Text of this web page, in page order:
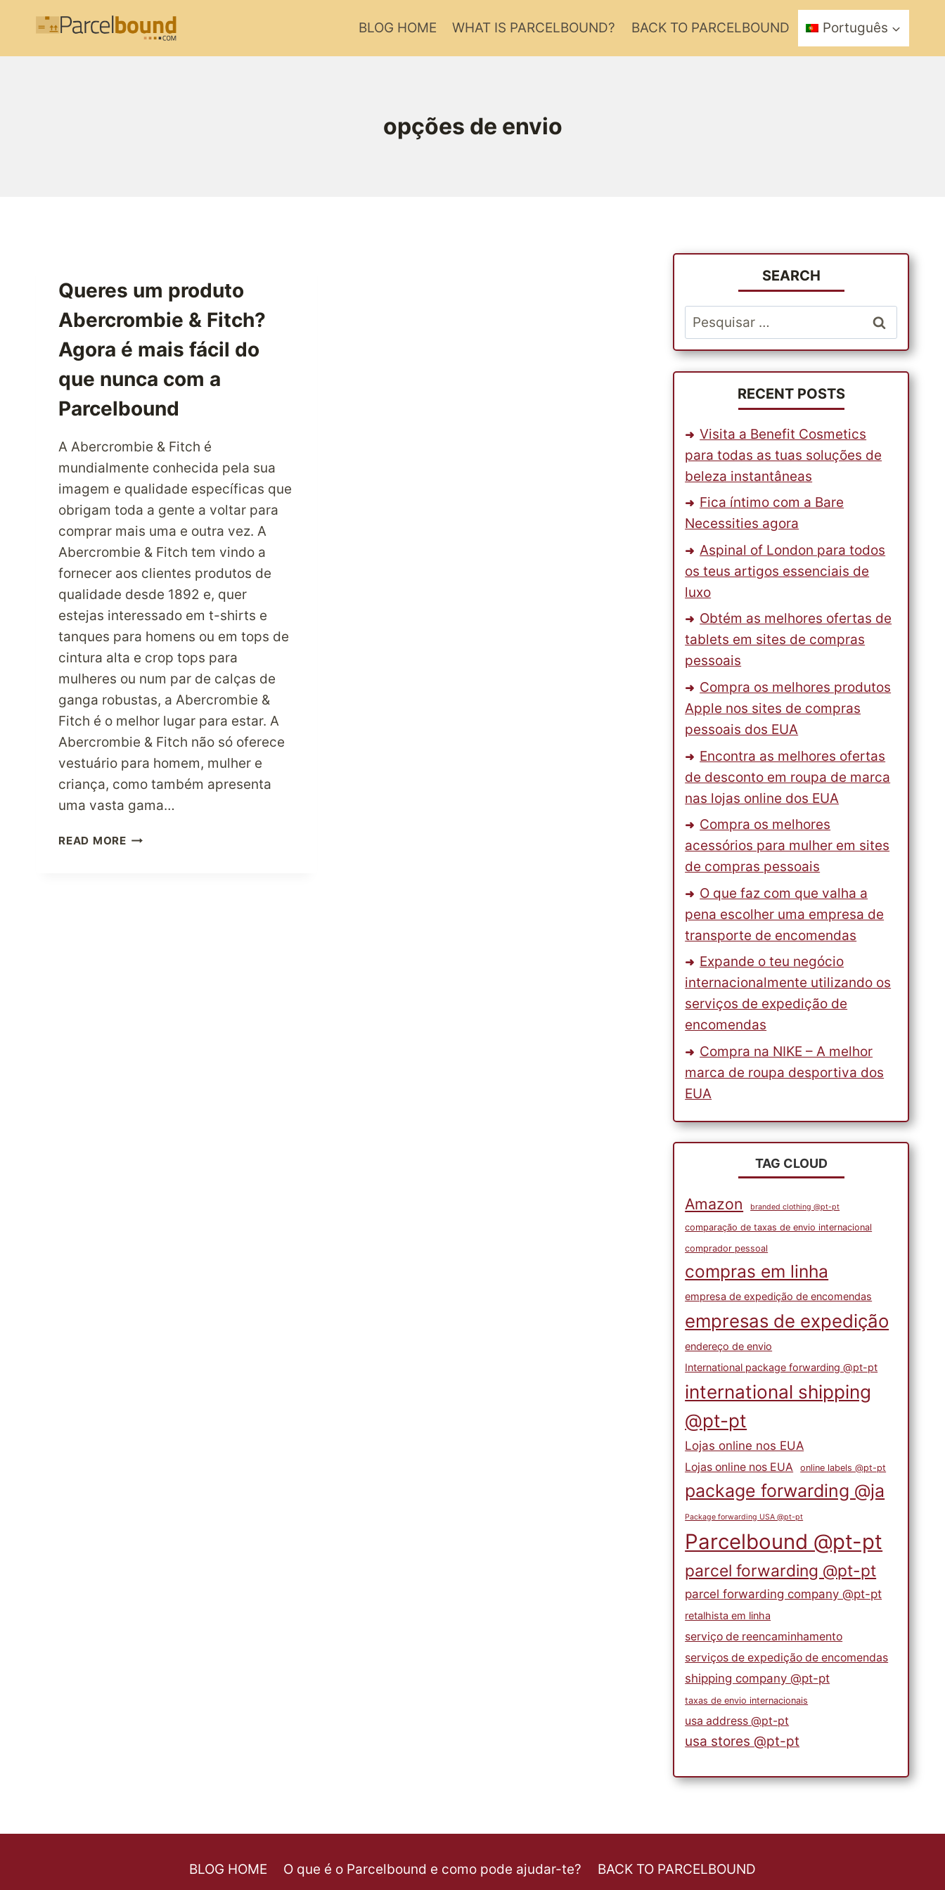
BLOG HOME WHAT IS PARCELBOUND? BACK TO PARCELBOUND Português
opções de envio
Queres um produto
Abercrombie & Fitch?
Agora é mais fácil do
que nunca com a
Parcelbound
A Abercrombie & Fitch é
mundialmente conhecida pela sua
imagem e qualidade específicas que
obrigam toda a gente a voltar para
comprar mais uma e outra vez. A
Abercrombie & Fitch tem vindo a
fornecer aos clientes produtos de
qualidade desde 1892 e, quer
estejas interessado em t-shirts e
tanques para homens ou em tops de
cintura alta e crop tops para
mulheres ou num par de calças de
ganga robustas, a Abercrombie &
Fitch é o melhor lugar para estar. A
Abercrombie & Fitch não só oferece
vestuário para homem, mulher e
criança, como também apresenta
uma vasta gama…
READ MOREQUERES
SEARCH
Pesquisar
por:
RECENT POSTS
Visita a Benefit Cosmetics
para todas as tuas soluções de
beleza instantâneas
Fica íntimo com a Bare
Necessities agora
Aspinal of London para todos
os teus artigos essenciais de
luxo
Obtém as melhores ofertas de
tablets em sites de compras
pessoais
Compra os melhores produtos
Apple nos sites de compras
pessoais dos EUA
Encontra as melhores ofertas
de desconto em roupa de marca
nas lojas online dos EUA
Compra os melhores
acessórios para mulher em sites
de compras pessoais
O que faz com que valha a
pena escolher uma empresa de
transporte de encomendas
Expande o teu negócio
internacionalmente utilizando os
serviços de expedição de
encomendas
Compra na NIKE – A melhor
marca de roupa desportiva dos
EUA
TAG CLOUD
Amazon branded clothing @pt-pt
comparação de taxas de envio internacional
comprador pessoal
compras em linha
empresa de expedição de encomendas
empresas de expedição
endereço de envio
International package forwarding @pt-pt
international shipping
@pt-pt
Lojas online nos EUA
Lojas online nos EUA online labels @pt-pt
package forwarding @ja
Package forwarding USA @pt-pt
Parcelbound @pt-pt
parcel forwarding @pt-pt
parcel forwarding company @pt-pt
retalhista em linha
serviço de reencaminhamento
serviços de expedição de encomendas
shipping company @pt-pt
taxas de envio internacionais
usa address @pt-pt
usa stores @pt-pt
BLOG HOME O que é o Parcelbound e como pode ajudar-te? BACK TO PARCELBOUND